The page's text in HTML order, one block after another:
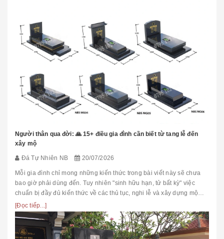
Người thân qua đời: 🙏 15+ điều gia đình cần biết từ tang lễ đến
xây mộ
Đá Tự Nhiên NB 20/07/2026
Mỗi gia đình chỉ mong những kiến thức trong bài viết này sẽ chưa
bao giờ phải dùng đến. Tuy nhiên "sinh hữu hạn, tử bất kỳ" việc
chuẩn bị đầy đủ kiến thức về các thủ tục, nghi lễ và xây dựng mộ
phầ...
[Đọc tiếp...]